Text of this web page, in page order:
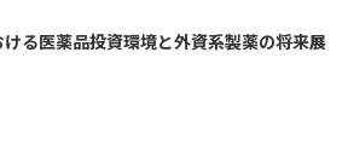
ける医薬品投資環境と外資系製薬の将来展